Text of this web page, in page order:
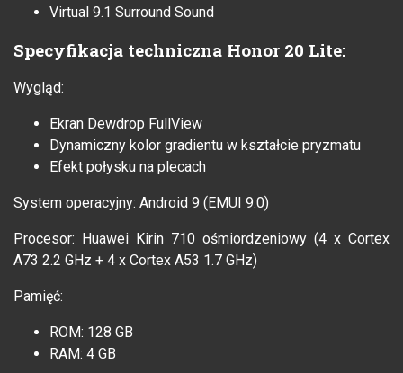
Virtual 9.1 Surround Sound
Specyfikacja techniczna Honor 20 Lite:
Wygląd:
Ekran Dewdrop FullView
Dynamiczny kolor gradientu w kształcie pryzmatu
Efekt połysku na plecach
System operacyjny: Android 9 (EMUI 9.0)
Procesor: Huawei Kirin 710 ośmiordzeniowy (4 x Cortex
A73 2.2 GHz + 4 x Cortex A53 1.7 GHz)
Pamięć:
ROM: 128 GB
RAM: 4 GB